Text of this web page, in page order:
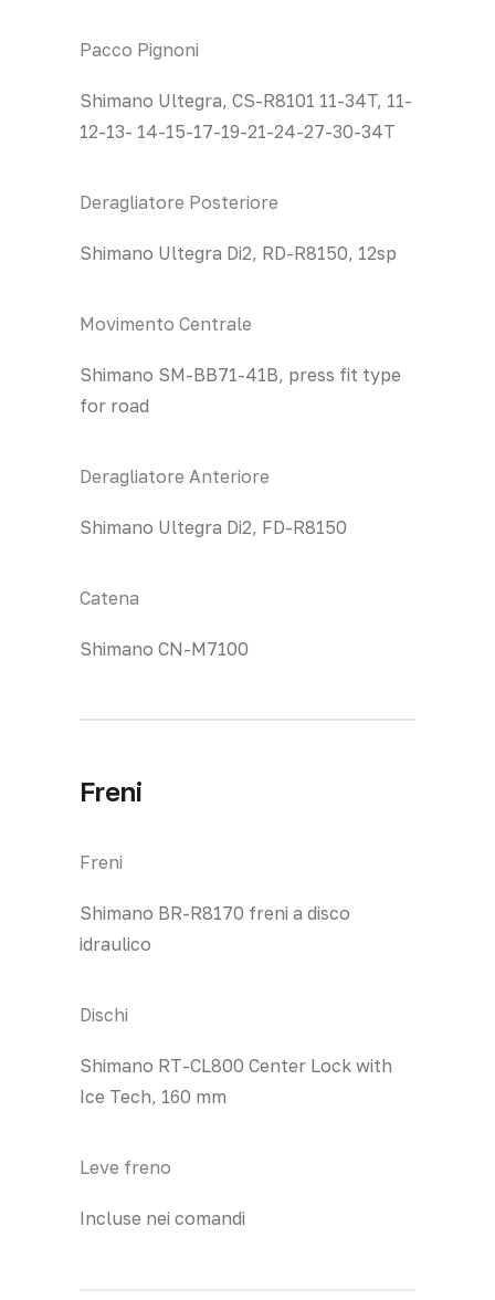
Pacco Pignoni
Shimano Ultegra, CS-R8101 11-34T, 11-
12-13- 14-15-17-19-21-24-27-30-34T
Deragliatore Posteriore
Shimano Ultegra Di2, RD-R8150, 12sp
Movimento Centrale
Shimano SM-BB71-41B, press fit type
for road
Deragliatore Anteriore
Shimano Ultegra Di2, FD-R8150
Catena
Shimano CN-M7100
Freni
Freni
Shimano BR-R8170 freni a disco
idraulico
Dischi
Shimano RT-CL800 Center Lock with
Ice Tech, 160 mm
Leve freno
Incluse nei comandi